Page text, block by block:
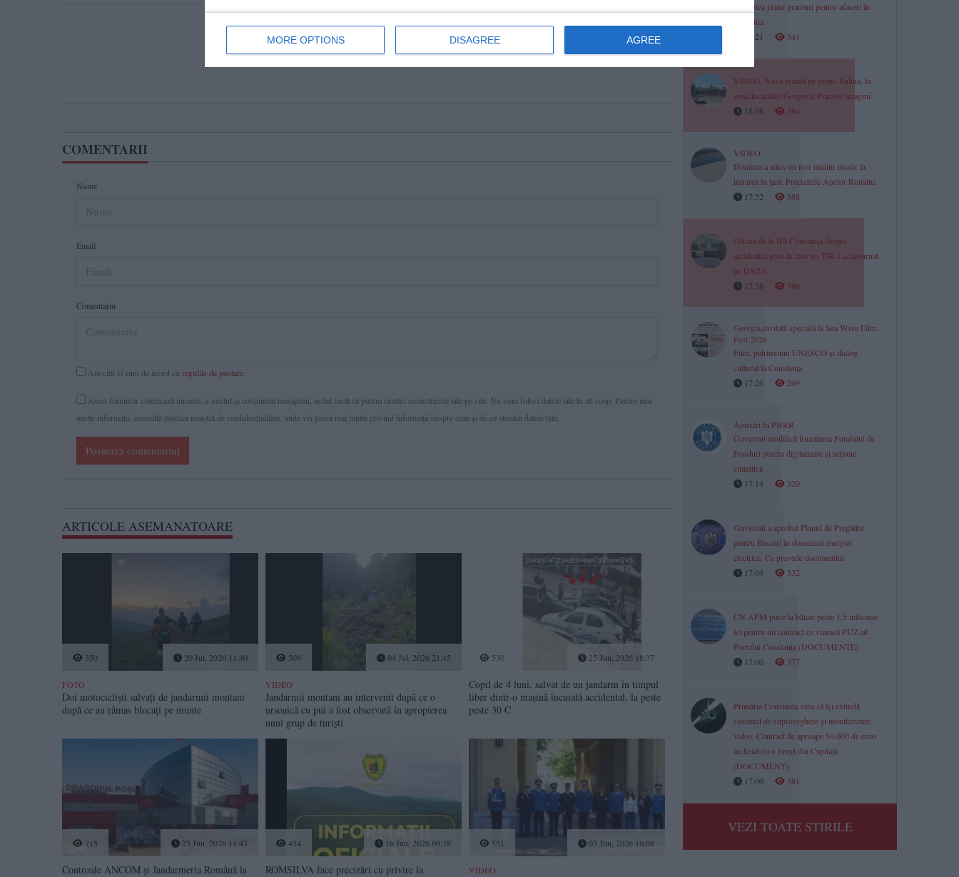
MORE OPTIONS DISAGREE AGREE
Ti-a placut articolul?
COMENTARII
Nume
Email
Comentariu
Am citit si sunt de acord cu regulile de postare
Acest formular colectează numele, e-mailul şi conținutul mesajului, astfel încât să putem urmări comentariile tale pe site. Nu vom folosi datele tale în alt scop. Pentru mai
multe informaţii, consultă politica noastră de confidenţialitate, unde vei primi mai multe privind informaţii despre cum și de ce stocăm datele tale.
Posteaza comentariul
ARTICOLE ASEMANATOARE
350 20 Jul, 2026 11:40
FOTO
Doi motocicliști salvați de jandarmii montani
după ce au rămas blocați pe munte
509 04 Jul, 2026 21:45
VIDEO
Jandarmii montani au intervenit după ce o
ursoaică cu pui a fost observată în apropierea
unui grup de turiști
530 25 Jun, 2026 18:37
Copil de 4 luni, salvat de un jandarm în timpul
liber dintr-o mașină încuiată accidental, la peste
peste 30 C
715 25 Jun, 2026 11:43
Controale ANCOM și Jandarmeria Română la
454 16 Jun, 2026 09:38
ROMSILVA face precizări cu privire la
551 03 Jun, 2026 16:08
VIDEO
vor putea primi granturi pentru afaceri în
România
18:21
341
VIDEO. Navă eșuată pe brațul Sulina, în
zona localității Gorgova. Primele imagini
18:08
564
VIDEO
Dunărea a atins un nou minim istoric la
intrarea în țară. Precizările Apelor Române
17:52
388
Oficial de la IPJ Constanța despre
accidentul grav în care un TIR s-a răsturnat
pe DN2A
17:38
596
Georgia,invitată specială la Sea Wave Film
Fest 2026
Film, patrimoniu UNESCO și dialog
cultural la Constanța
17:26
269
Ajustări în PNRR
Guvernul modifică finanțarea Fondului de
Fonduri pentru digitalizare și acțiune
climatică
17:14
320
Guvernul a aprobat Planul de Pregătire
pentru Riscuri în domeniul energiei
electrice. Ce prevede documentul
17:04
332
CN APM pune la bătaie peste 1,5 milioane
lei pentru un contract ce vizează PUZ-ul
Portului Constanța (DOCUMENTE)
17:00
377
Primăria Constanța vrea să își extindă
sistemul de supraveghere și monitorizare
video. Contract de aproape 50.000 de euro
încheiat cu o firmă din Capitală
(DOCUMENT)
17:00
381
VEZI TOATE STIRILE